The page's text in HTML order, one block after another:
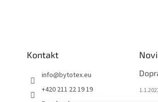
Kontakt
info@bytotex.eu
+420 211 22 19 19